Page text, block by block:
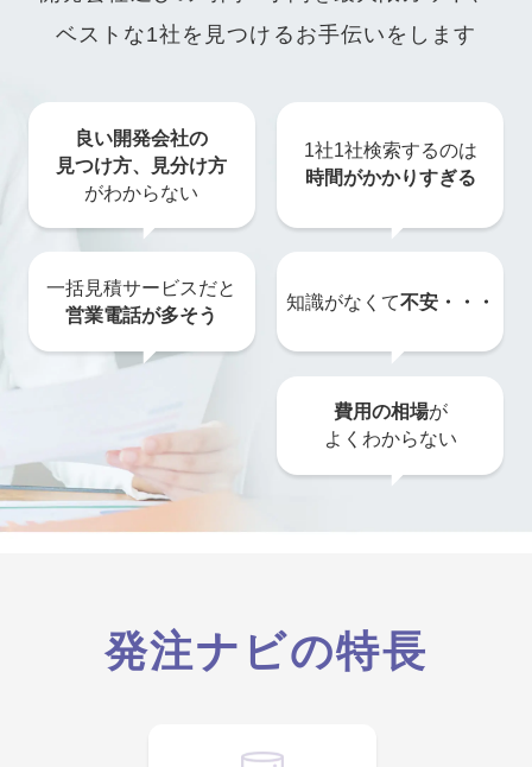
ベストな1社を見つけるお手伝いをします
良い開発会社の
見つけ方、
見分け方
がわからない
1社1社検索するのは
時間がかかりすぎる
一括見積サービスだと
営業電話が多そう
知識がなくて不安・・・
費用の相場が
よくわからない
発注ナビの特長